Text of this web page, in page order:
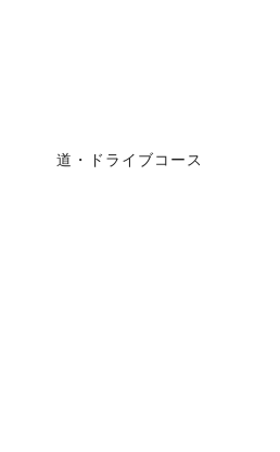
道・ドライブコース